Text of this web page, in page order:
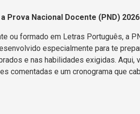
Prova Nacional Docente (PND)
ou formado em Letras Português, a
especialmente para te
e nas habilidades exigidas. Aqui,
comentadas e um cronograma que